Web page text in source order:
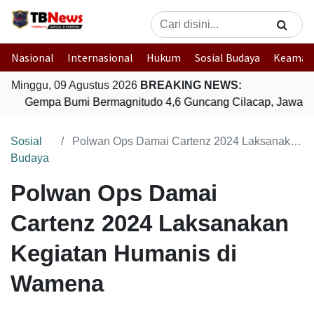
Nasional Internasional Hukum Sosial Budaya
Minggu, 09 Agustus 2026 BREAKING NEWS:
Gempa Bumi Bermagnitudo 4,6 Guncang Cilacap, Jawa
Sosial
Budaya
Polwan Ops Damai Cartenz 2024 Laksanakan Kegiatan Humanis di Wamena
Polwan Ops Damai
Cartenz 2024 Laksanakan
Kegiatan Humanis di
Wamena